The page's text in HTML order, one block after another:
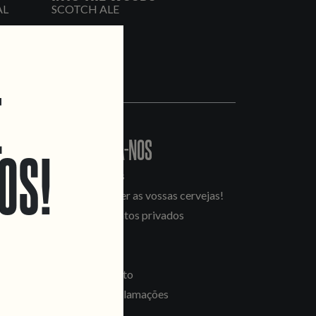
SCOTCH ALE
CONTACTA-NOS
Informações
Quero vender as vossas cervejas!
Tours e eventos privados
Recrutamento
Livro de Reclamações